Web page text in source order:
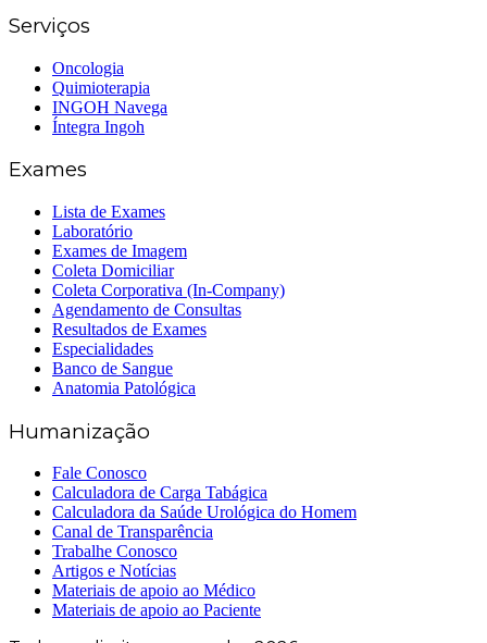
Serviços
Oncologia
Quimioterapia
INGOH Navega
Íntegra Ingoh
Exames
Lista de Exames
Laboratório
Exames de Imagem
Coleta Domiciliar
Coleta Corporativa (In-Company)
Agendamento de Consultas
Resultados de Exames
Especialidades
Banco de Sangue
Anatomia Patológica
Humanização
Fale Conosco
Calculadora de Carga Tabágica
Calculadora da Saúde Urológica do Homem
Canal de Transparência
Trabalhe Conosco
Artigos e Notícias
Materiais de apoio ao Médico
Materiais de apoio ao Paciente